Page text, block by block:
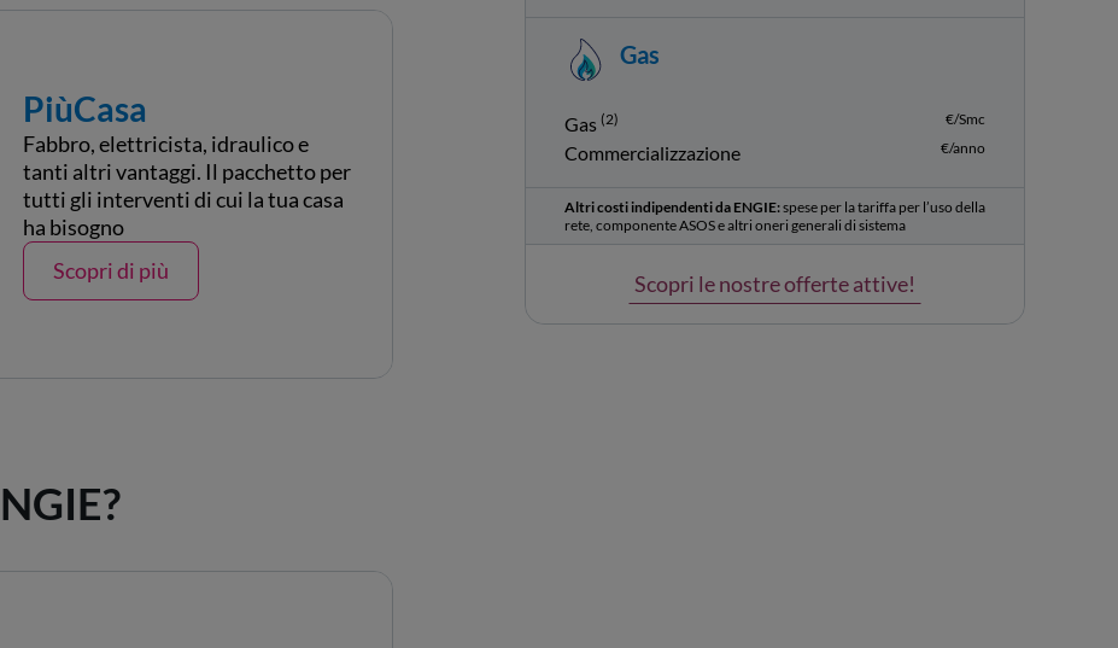
Gas
Gas (2) €/Smc
Commercializzazione €/anno
Altri costi indipendenti da ENGIE:spese per la tariffa per l’uso della
rete, componente ASOS e altri oneri generali di sistema
Scopri le nostre offerte attive!
PiùCasa
Fabbro, elettricista, idraulico e
tanti altri vantaggi. Il pacchetto per
tutti gli interventi di cui la tua casa
ha bisogno
Scopri di più